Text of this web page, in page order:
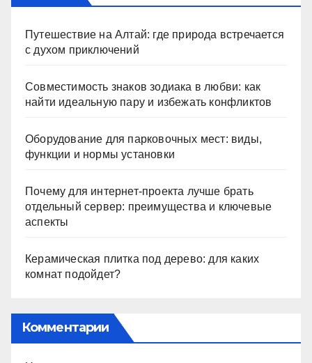
Путешествие на Алтай: где природа встречается
с духом приключений
Совместимость знаков зодиака в любви: как
найти идеальную пару и избежать конфликтов
Оборудование для парковочных мест: виды,
функции и нормы установки
Почему для интернет-проекта лучше брать
отдельный сервер: преимущества и ключевые
аспекты
Керамическая плитка под дерево: для каких
комнат подойдет?
Комментарии